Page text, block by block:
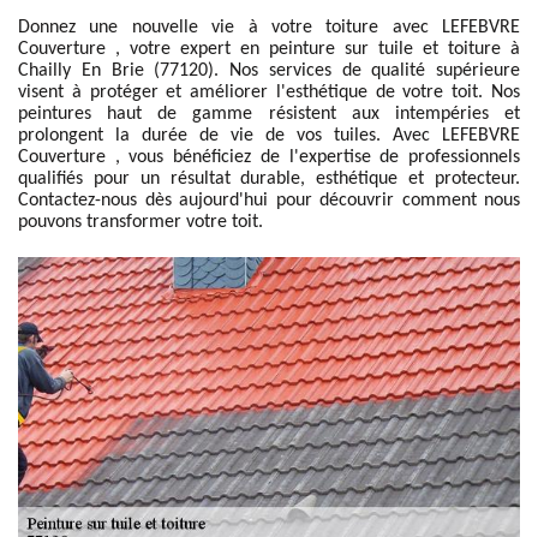
Donnez une nouvelle vie à votre toiture avec LEFEBVRE
Couverture , votre expert en peinture sur tuile et toiture à
Chailly En Brie (77120). Nos services de qualité supérieure
visent à protéger et améliorer l'esthétique de votre toit. Nos
peintures haut de gamme résistent aux intempéries et
prolongent la durée de vie de vos tuiles. Avec LEFEBVRE
Couverture , vous bénéficiez de l'expertise de professionnels
qualifiés pour un résultat durable, esthétique et protecteur.
Contactez-nous dès aujourd'hui pour découvrir comment nous
pouvons transformer votre toit.